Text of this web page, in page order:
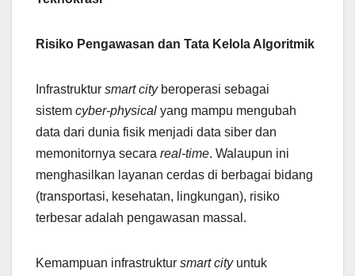
Risiko Pengawasan dan Tata Kelola Algoritmik
Infrastruktur smart cityberoperasi sebagai
sistem cyber-physical yang mampu mengubah
data dari dunia fisik menjadi data siber dan
memonitornya secara real-time. Walaupun ini
menghasilkan layanan cerdas di berbagai bidang
(transportasi, kesehatan, lingkungan), risiko
terbesar adalah pengawasan massal.
Kemampuan infrastruktur smart cityuntuk